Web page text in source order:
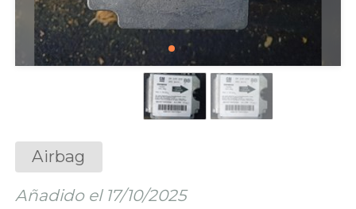
Airbag
Añadido el 17/10/2025